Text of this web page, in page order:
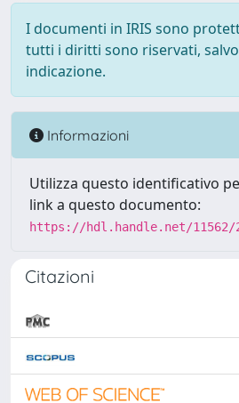
I documenti in IRIS sono
tutti i diritti sono riservati,
indicazione.
Informazioni
Utilizza questo identificativo
link a questo documento:
https://hdl.handle.net/11562/
Citazioni